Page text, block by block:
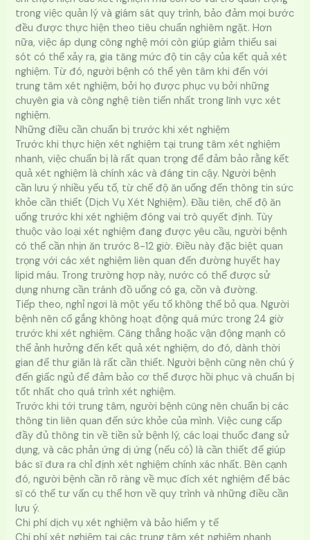
trong việc quản lý và giám sát quy trình, bảo đảm mọi bước
đều được thực hiện theo tiêu chuẩn nghiêm ngặt. Hơn
nữa, việc áp dụng công nghệ mới còn giúp giảm thiểu sai
sót có thể xảy ra, gia tăng mức độ tin cậy của kết quả xét
nghiệm. Từ đó, người bệnh có thể yên tâm khi đến với
trung tâm xét nghiệm, bởi họ được phục vụ bởi những
chuyên gia và công nghệ tiên tiến nhất trong lĩnh vực xét
nghiệm.
Những điều cần chuẩn bị trước khi xét nghiệm
Trước khi thực hiện xét nghiệm tại trung tâm xét nghiệm
nhanh, việc chuẩn bị là rất quan trọng để đảm bảo rằng kết
quả xét nghiệm là chính xác và đáng tin cậy. Người bệnh
cần lưu ý nhiều yếu tố, từ chế độ ăn uống đến thông tin sức
khỏe cần thiết (Dịch Vụ Xét Nghiệm). Đầu tiên, chế độ ăn
uống trước khi xét nghiệm đóng vai trò quyết định. Tùy
thuộc vào loại xét nghiệm đang được yêu cầu, người bệnh
có thể cần nhịn ăn trước 8-12 giờ. Điều này đặc biệt quan
trọng với các xét nghiệm liên quan đến đường huyết hay
lipid máu. Trong trường hợp này, nước có thể được sử
dụng nhưng cần tránh đồ uống có ga, cồn và đường.
Tiếp theo, nghỉ ngơi là một yếu tố không thể bỏ qua. Người
bệnh nên cố gắng không hoạt động quá mức trong 24 giờ
trước khi xét nghiệm. Căng thẳng hoặc vận động mạnh có
thể ảnh hưởng đến kết quả xét nghiệm, do đó, dành thời
gian để thư giãn là rất cần thiết. Người bệnh cũng nên chú ý
đến giấc ngủ để đảm bảo cơ thể được hồi phục và chuẩn bị
tốt nhất cho quá trình xét nghiệm.
Trước khi tới trung tâm, người bệnh cũng nên chuẩn bị các
thông tin liên quan đến sức khỏe của mình. Việc cung cấp
đầy đủ thông tin về tiền sử bệnh lý, các loại thuốc đang sử
dụng, và các phản ứng dị ứng (nếu có) là cần thiết để giúp
bác sĩ đưa ra chỉ định xét nghiệm chính xác nhất. Bên cạnh
đó, người bệnh cần rõ ràng về mục đích xét nghiệm để bác
sĩ có thể tư vấn cụ thể hơn về quy trình và những điều cần
lưu ý.
Chi phí dịch vụ xét nghiệm và bảo hiểm y tế
Chi phí xét nghiệm tại các trung tâm xét nghiệm nhanh